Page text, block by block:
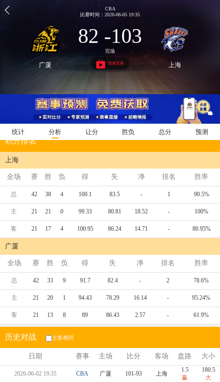
CBA
比赛时间：2026-06-05 19:35
广厦
82 -103
完场
视频直播 上海
统计 分析 让分 胜负 总分 预测
积分排名
上海
全场 赛 胜 负 得 失 净 排名 胜率
总 42 38 4 100.1 83.5 - 1 90.5%
主 21 21 0 99.33 80.81 18.52 - 100%
客 21 17 4 100.95 86.24 14.71 - 80.95%
广厦
全场 赛 胜 负 得 失 净 排名 胜率
总 42 33 9 91.7 82.4 - 2 78.6%
主 21 20 1 94.43 78.29 16.14 - 95.24%
客 21 13 8 89 86.43 2.57 - 61.9%
历史对战 主客相同
日期 赛事 主场 比分 客场 盘路 大小
2026-06-02 19:35 CBA 广厦 101-93 上海
1.5
赢
180.5
大